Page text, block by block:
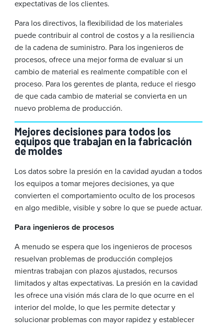
expectativas de los clientes.
Para los directivos, la flexibilidad de los materiales
puede contribuir al control de costos y a la resiliencia
de la cadena de suministro. Para los ingenieros de
procesos, ofrece una mejor forma de evaluar si un
cambio de material es realmente compatible con el
proceso. Para los gerentes de planta, reduce el riesgo
de que cada cambio de material se convierta en un
nuevo problema de producción.
Mejores decisiones para todos los
equipos que trabajan en la fabricación
de moldes
Los datos sobre la presión en la cavidad ayudan a todos
los equipos a tomar mejores decisiones, ya que
convierten el comportamiento oculto de los procesos
en algo medible, visible y sobre lo que se puede actuar.
Para ingenieros de procesos
A menudo se espera que los ingenieros de procesos
resuelvan problemas de producción complejos
mientras trabajan con plazos ajustados, recursos
limitados y altas expectativas. La presión en la cavidad
les ofrece una visión más clara de lo que ocurre en el
interior del molde, lo que les permite detectar y
solucionar problemas con mayor rapidez y establecer